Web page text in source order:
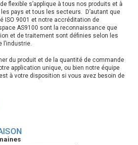
flexible s’applique à tous nos produits et à
pays et tous les secteurs. D’autant que
ISO 9001 et notre accréditation de
AS9100 sont la reconnaissance que
et de traitement sont définies selon les
l’industrie.
du produit et de la quantité de commande
application unique, ou bien notre équipe
à votre disposition si vous avez besoin de